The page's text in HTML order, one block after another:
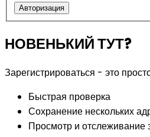
Авторизация
НОВЕНЬКИЙ ТУТ?
Зарегистрироваться - это
Быстрая проверка
Сохранение нескольких
Просмотр и отслеживание